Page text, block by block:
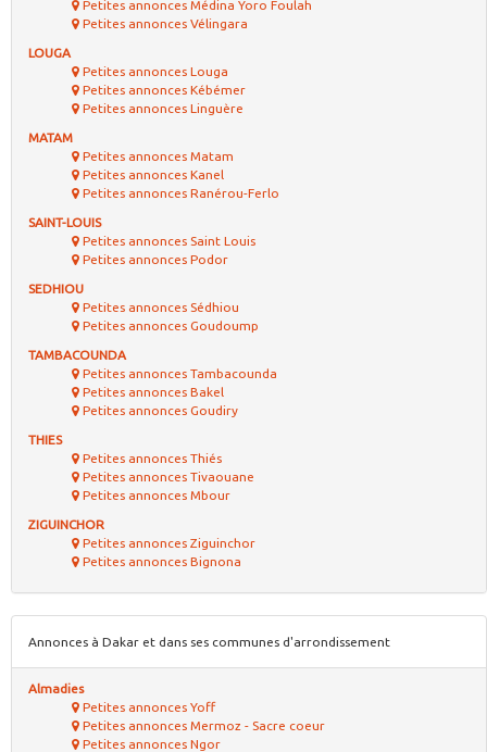
Petites annonces Médina Yoro Foulah
Petites annonces Vélingara
LOUGA
Petites annonces Louga
Petites annonces Kébémer
Petites annonces Linguère
MATAM
Petites annonces Matam
Petites annonces Kanel
Petites annonces Ranérou-Ferlo
SAINT-LOUIS
Petites annonces Saint Louis
Petites annonces Podor
SEDHIOU
Petites annonces Sédhiou
Petites annonces Goudoump
TAMBACOUNDA
Petites annonces Tambacounda
Petites annonces Bakel
Petites annonces Goudiry
THIES
Petites annonces Thiés
Petites annonces Tivaouane
Petites annonces Mbour
ZIGUINCHOR
Petites annonces Ziguinchor
Petites annonces Bignona
Annonces à Dakar et dans ses communes d'arrondissement
Almadies
Petites annonces Yoff
Petites annonces Mermoz - Sacre coeur
Petites annonces Ngor